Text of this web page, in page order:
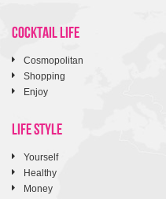
COCKTAIL LIFE
Cosmopolitan
Shopping
Enjoy
LIFE STYLE
Yourself
Healthy
Money